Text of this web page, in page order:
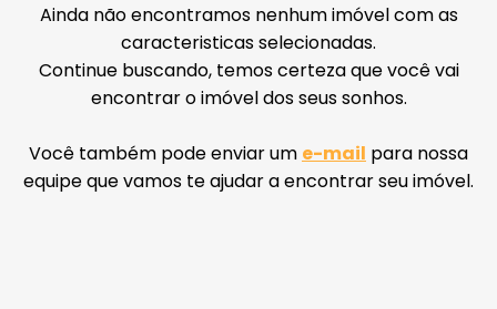
Ainda não encontramos nenhum imóvel com as
caracteristicas selecionadas.
Continue buscando, temos certeza que você vai
encontrar o imóvel dos seus sonhos.
Você também pode enviar um e-mail para nossa
equipe que vamos te ajudar a encontrar seu imóvel.